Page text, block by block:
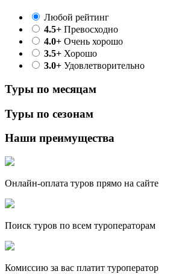
Любой рейтинг
4.5+ Превосходно
4.0+ Очень хорошо
3.5+ Хорошо
3.0+ Удовлетворительно
Туры по месяцам
Туры по сезонам
Наши преимущества
Онлайн-оплата туров прямо на сайте
Поиск туров по всем туроператорам
Комиссию за вас платит туроператор